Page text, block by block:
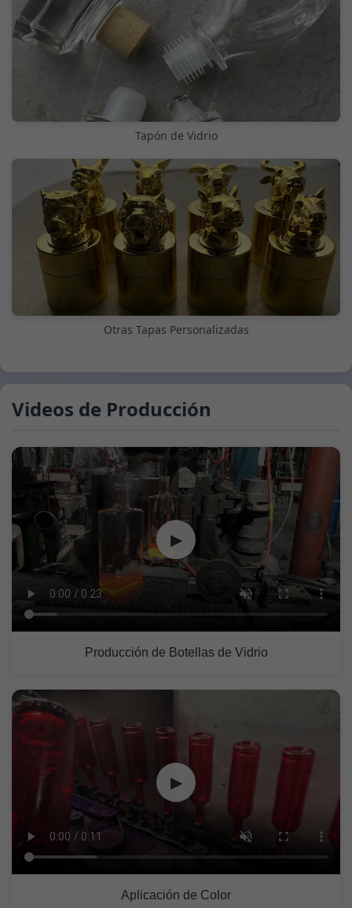
Tapón de Vidrio
Otras Tapas Personalizadas
Videos de Producción
▶
Producción de Botellas de Vidrio
▶
Aplicación de Color